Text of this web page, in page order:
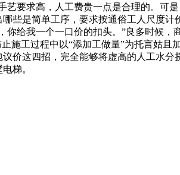
要求高，人工费贵一点是合理的。可
些是简单工序，要求按通俗工人尺度计
给我一个一口价的扣头。”良多时候，
施工过程中以“添加工做量”为托言姑且
价这四招，完全能够将虚高的人工水分
梯。